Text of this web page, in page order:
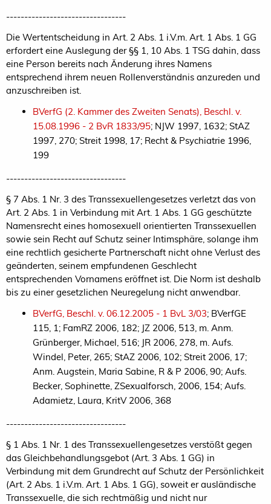
---------------------------------
Die Wertentscheidung in Art. 2 Abs. 1 i.V.m. Art. 1 Abs. 1 GG
erfordert eine Auslegung der §§ 1, 10 Abs. 1 TSG dahin, dass
eine Person bereits nach Änderung ihres Namens
entsprechend ihrem neuen Rollenverständnis anzureden und
anzuschreiben ist.
BVerfG (2. Kammer des Zweiten Senats), Beschl. v.
15.08.1996 - 2 BvR 1833/95; NJW 1997, 1632; StAZ
1997, 270; Streit 1998, 17; Recht & Psychiatrie 1996,
199
---------------------------------
§ 7 Abs. 1 Nr. 3 des Transsexuellengesetzes verletzt das von
Art. 2 Abs. 1 in Verbindung mit Art. 1 Abs. 1 GG geschützte
Namensrecht eines homosexuell orientierten Transsexuellen
sowie sein Recht auf Schutz seiner Intimsphäre, solange ihm
eine rechtlich gesicherte Partnerschaft nicht ohne Verlust des
geänderten, seinem empfundenen Geschlecht
entsprechenden Vornamens eröffnet ist. Die Norm ist deshalb
bis zu einer gesetzlichen Neuregelung nicht anwendbar.
BVerfG, Beschl. v. 06.12.2005 - 1 BvL 3/03; BVerfGE
115, 1; FamRZ 2006, 182; JZ 2006, 513, m. Anm.
Grünberger, Michael, 516; JR 2006, 278, m. Aufs.
Windel, Peter, 265; StAZ 2006, 102; Streit 2006, 17;
Anm. Augstein, Maria Sabine, R & P 2006, 90; Aufs.
Becker, Sophinette, ZSexualforsch, 2006, 154; Aufs.
Adamietz, Laura, KritV 2006, 368
---------------------------------
§ 1 Abs. 1 Nr. 1 des Transsexuellengesetzes verstößt gegen
das Gleichbehandlungsgebot (Art. 3 Abs. 1 GG) in
Verbindung mit dem Grundrecht auf Schutz der Persönlichkeit
(Art. 2 Abs. 1 i.V.m. Art. 1 Abs. 1 GG), soweit er ausländische
Transsexuelle, die sich rechtmäßig und nicht nur